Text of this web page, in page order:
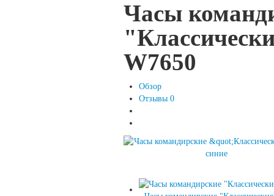
Часы
W7650
Обзор
Отзывы 0